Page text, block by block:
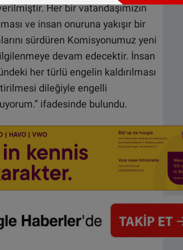
Her bir vatandaşımızın
ve insan onuruna yakışır bir
sürdüren Komisyonumuz yeni
devam edecektir. İnsan
her türlü engelin kaldırılması
dileğiyle engelli
ifadesinde bulundu.